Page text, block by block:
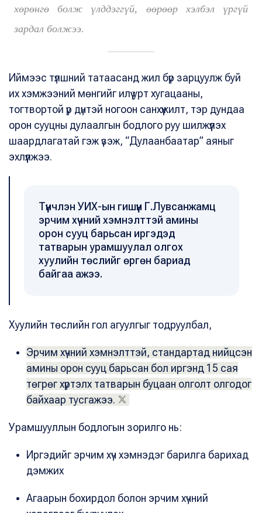
хөрөнгө болж үлддэггүй, өөрөөр хэлбэл үргүй
зардал болжээ.
Иймээс түлшний татаасанд жил бүр зарцуулж буй
их хэмжээний мөнгийг илүү урт хугацааны,
тогтвортой үр дүнтэй ногоон санхүүжилт, тэр дундаа
орон сууцны дулаалгын бодлого руу шилжүүлэх
шаардлагатай гэж үзэж, “Дулаанбаатар” аяныг
эхлүүлжээ.
Түүнчлэн УИХ-ын гишүүн Г.Лувсанжамц
эрчим хүчний хэмнэлттэй амины
орон сууц барьсан иргэдэд
татварын урамшуулал олгох
хуулийн төслийг өргөн бариад
байгаа ажээ.
Хуулийн төслийн гол агуулгыг тодруулбал,
Эрчим хүчний хэмнэлттэй, стандартад нийцсэн
амины орон сууц барьсан бол иргэнд 15 сая
төгрөг хүртэлх татварын буцаан олголт олгодог
байхаар тусгажээ.
Урамшууллын бодлогын зорилго нь:
Иргэдийг эрчим хүч хэмнэдэг барилга барихад
дэмжих
Агаарын бохирдол болон эрчим хүчний